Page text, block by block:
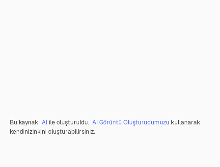
Bu kaynak AI ile oluşturuldu. AI Görüntü Oluşturucumuzu kullanarak
kendinizinkini oluşturabilirsiniz.